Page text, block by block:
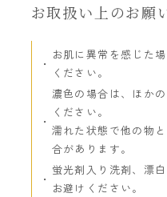
お取扱い上のお願
お肌に異常を感じた
ください。
濃色の場合は、ほか
ください。
濡れた状態で他の物
合があります。
蛍光剤入り洗剤、漂
お避けください。